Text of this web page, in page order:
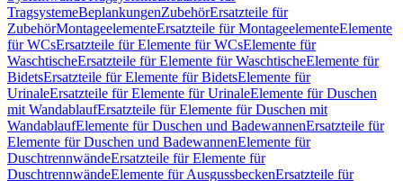
TragsystemeBeplankungenZubehörErsatzteile für
ZubehörMontageelementeErsatzteile für MontageelementeElemente
für WCsErsatzteile für Elemente für WCsElemente für
WaschtischeErsatzteile für Elemente für WaschtischeElemente für
BidetsErsatzteile für Elemente für BidetsElemente für
UrinaleErsatzteile für Elemente für UrinaleElemente für Duschen
mit WandablaufErsatzteile für Elemente für Duschen mit
WandablaufElemente für Duschen und BadewannenErsatzteile für
Elemente für Duschen und BadewannenElemente für
DuschtrennwändeErsatzteile für Elemente für
DuschtrennwändeElemente für AusgussbeckenErsatzteile für